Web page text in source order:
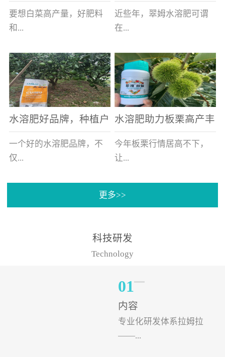
白菜增产不是问题
要想白菜高产量，好肥料
和...
好的技术管理缺一不可，
相信广大白菜种植户们都
深有体会。今天就一起来
看看，什么样的水溶肥可
以让你的...
的好帮手
近些年，翠姆水溶肥可谓
在...
河北草莓区域话题不减，
不但在草莓上表现效果明
显，使用的种植户更是越
来越多。今天，借此机
会，一起来...
水溶肥好品牌，种植户
纷纷为“翠姆“点赞
一个好的水溶肥品牌，不
仅...
帮助作物增产增收，更要
实力。今天要讲的水溶肥
水溶肥助力板栗高产丰
产
今年板栗行情居高不下，
让...
许多板栗种植户都获得了
有位王大姐今年使用一款
非常火爆...
更多>>
科技研发
Technology
01
内容
专业化研发体系拉姆拉
——...